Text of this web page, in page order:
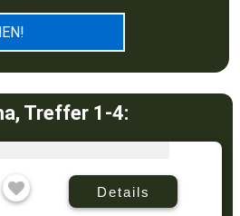
Treffer 1-4:
Details